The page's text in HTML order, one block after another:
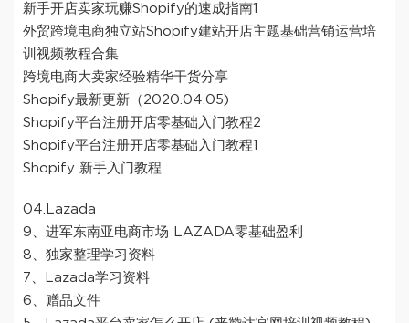
新手开店卖家玩赚Shopify的速成指南1
外贸跨境电商独立站Shopify建站开店主题基础营销运营培
训视频教程合集
跨境电商大卖家经验精华干货分享
Shopify最新更新（2020.04.05)
Shopify平台注册开店零基础入门教程2
Shopify平台注册开店零基础入门教程1
Shopify 新手入门教程
04.Lazada
9、进军东南亚电商市场 LAZADA零基础盈利
8、独家整理学习资料
7、Lazada学习资料
6、赠品文件